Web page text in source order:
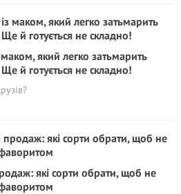
який легко затьмарить
й готується не складно!
які сорти обрати, щоб не